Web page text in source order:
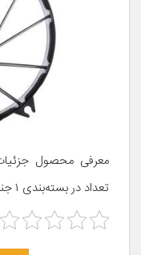
تعداد در بسته‌بندی ۱ جنس کالا پلاستیک فشرده